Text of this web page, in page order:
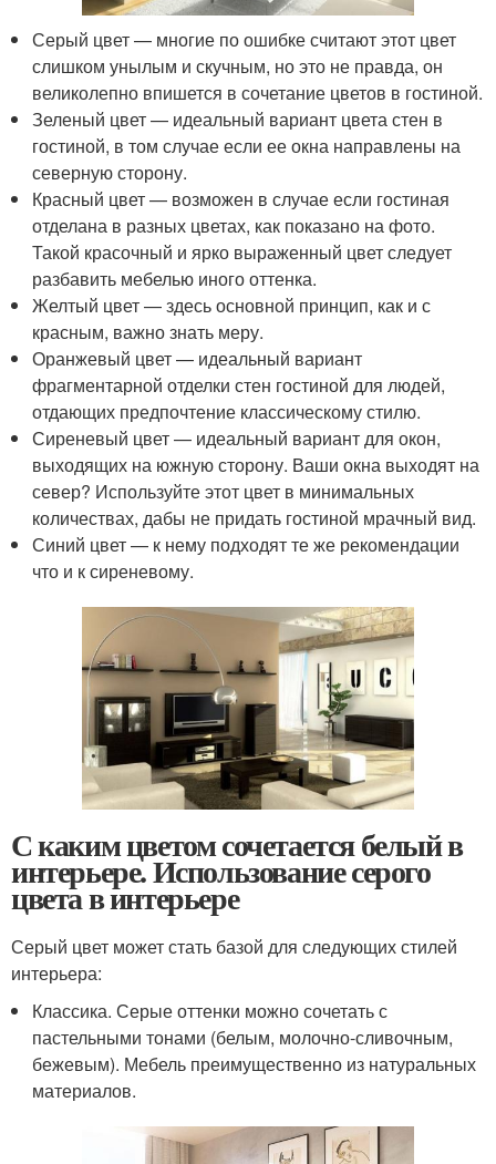
Серый цвет — многие по ошибке считают этот цвет
слишком унылым и скучным, но это не правда, он
великолепно впишется в сочетание цветов в гостиной.
Зеленый цвет — идеальный вариант цвета стен в
гостиной, в том случае если ее окна направлены на
северную сторону.
Красный цвет — возможен в случае если гостиная
отделана в разных цветах, как показано на фото.
Такой красочный и ярко выраженный цвет следует
разбавить мебелью иного оттенка.
Желтый цвет — здесь основной принцип, как и с
красным, важно знать меру.
Оранжевый цвет — идеальный вариант
фрагментарной отделки стен гостиной для людей,
отдающих предпочтение классическому стилю.
Сиреневый цвет — идеальный вариант для окон,
выходящих на южную сторону. Ваши окна выходят на
север? Используйте этот цвет в минимальных
количествах, дабы не придать гостиной мрачный вид.
Синий цвет — к нему подходят те же рекомендации
что и к сиреневому.
С каким цветом сочетается белый в
интерьере. Использование серого
цвета в интерьере
Серый цвет может стать базой для следующих стилей
интерьера:
Классика. Серые оттенки можно сочетать с
пастельными тонами (белым, молочно-сливочным,
бежевым). Мебель преимущественно из натуральных
материалов.